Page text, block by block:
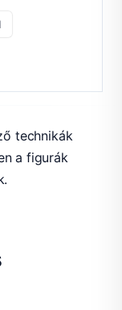
technikák
a figurák